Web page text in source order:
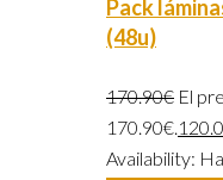
Pack
(48u)
170.90€ El
170.90€.
Availability: